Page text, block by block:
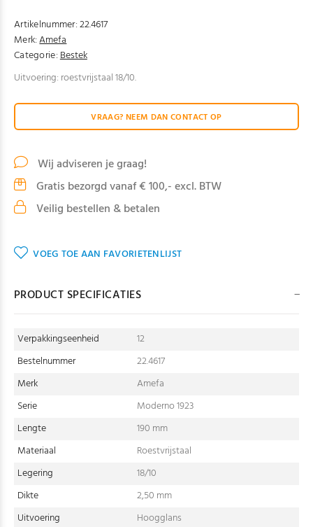
Artikelnummer:22.4617
Merk:Amefa
Categorie:Bestek
Uitvoering: roestvrijstaal 18/10.
VRAAG? NEEM DAN CONTACT OP
Wij adviseren je graag!
Gratis bezorgd vanaf € 100,- excl. BTW
Veilig bestellen & betalen
VOEG TOE AAN FAVORIETENLIJST
PRODUCT SPECIFICATIES
Verpakkingseenheid
12
Bestelnummer
22.4617
Merk
Amefa
Serie
Moderno 1923
Lengte
190 mm
Materiaal
Roestvrijstaal
Legering
18/10
Dikte
2,50 mm
Uitvoering
Hoogglans